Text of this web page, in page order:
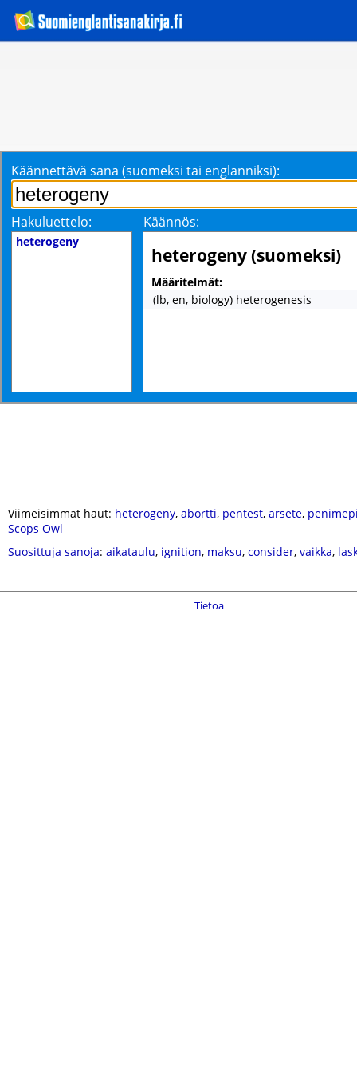
Käännettävä sana (suomeksi tai englanniksi):
Hakuluettelo: Käännös:
heterogeny
heterogeny (suomeksi)
Määritelmät:
(lb, en, biology) heterogenesis
Viimeisimmät haut: heterogeny, abortti, pentest, arsete,
Scops Owl
Suosittuja sanoja: aikataulu, ignition, maksu, consider, vaikka,
Tietoa